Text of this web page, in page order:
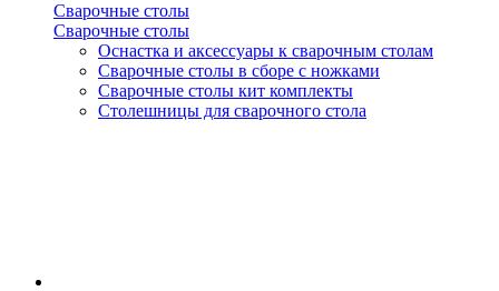
Сварочные столы
Сварочные столы
Оснастка и аксессуары к сварочным столам
Сварочные столы в сборе с ножками
Сварочные столы кит комплекты
Столешницы для сварочного стола